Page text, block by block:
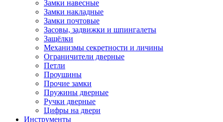
Замки навесные
Замки накладные
Замки почтовые
Засовы, задвижки и шпингалеты
Защёлки
Механизмы секретности и личины
Ограничители дверные
Петли
Проушины
Прочие замки
Пружины дверные
Ручки дверные
Цифры на двери
Инструменты